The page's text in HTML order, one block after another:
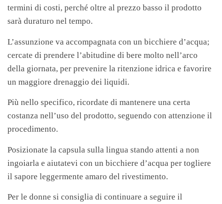
termini di costi, perché oltre al prezzo basso il prodotto
sarà duraturo nel tempo.
L’assunzione va accompagnata con un bicchiere d’acqua;
cercate di prendere l’abitudine di bere molto nell’arco
della giornata, per prevenire la ritenzione idrica e favorire
un maggiore drenaggio dei liquidi.
Più nello specifico, ricordate di mantenere una certa
costanza nell’uso del prodotto, seguendo con attenzione il
procedimento.
Posizionate la capsula sulla lingua stando attenti a non
ingoiarla e aiutatevi con un bicchiere d’acqua per togliere
il sapore leggermente amaro del rivestimento.
Per le donne si consiglia di continuare a seguire il